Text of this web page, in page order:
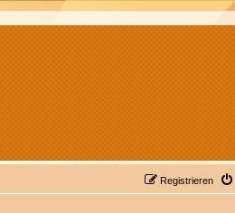
Registrieren